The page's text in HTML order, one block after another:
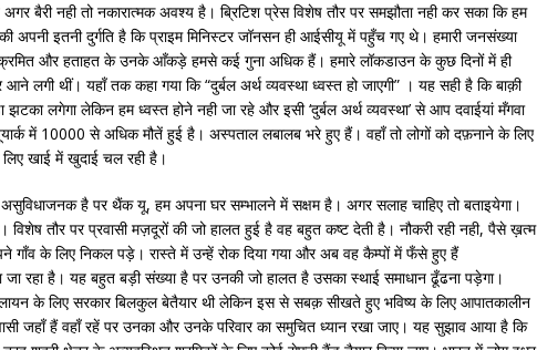
अगर बैरी नही तो नकारात्मक अवश्य है। ब्रिटिश प्रेस विशेष तौर पर समझौता नही कर सका कि हम
अपनी इतनी दुर्गति है कि प्राइम मिनिस्टर जॉनसन ही आईसीयू में पहुँच गए थे। हमारी जनसंख्या
और हताहत के उनके आँकड़े हमसे कई गुना अधिक हैं। हमारे लॉकडाउन के कुछ दिनों में ही
आने लगी थीं। यहाँ तक कहा गया कि “दुर्बल अर्थ व्यवस्था ध्वस्त हो जाएगी” । यह सही है कि बाक़ी
झटका लगेगा लेकिन हम ध्वस्त होने नही जा रहे और इसी ‘दुर्बल अर्थ व्यवस्था’ से आप दवाईयां मँगवा
में 10000 से अधिक मौतें हुई है। अस्पताल लबालब भरे हुए हैं। वहाँ तो लोगों को दफ़नाने के लिए
खाई में खुदाई चल रही है।
है पर थैंक यू, हम अपना घर सम्भालने में सक्षम है। अगर सलाह चाहिए तो बताइयेगा।
विशेष तौर पर प्रवासी मज़दूरों की जो हालत हुई है वह बहुत कष्ट देती है। नौकरी रही नही, पैसे ख़त्म
गाँव के लिए निकल पड़े। रास्ते में उन्हें रोक दिया गया और अब वह कैम्पों में फँसे हुए हैं
रहा है। यह बहुत बड़ी संख्या है पर उनकी जो हालत है उसका स्थाई समाधान ढूँढना पड़ेगा।
के लिए सरकार बिलकुल बेतैयार थी लेकिन इस से सबक़ सीखते हुए भविष्य के लिए आपातकालीन
जहाँ हैं वहाँ रहें पर उनका और उनके परिवार का समुचित ध्यान रखा जाए। यह सुझाव आया है कि